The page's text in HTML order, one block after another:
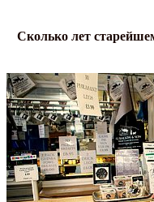
Сколько лет